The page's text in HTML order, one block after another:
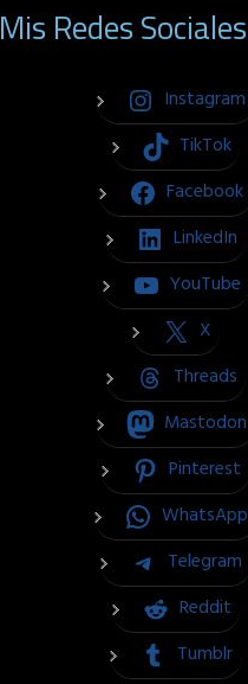
Mis Redes Sociales
Instagram
TikTok
Facebook
LinkedIn
YouTube
X
Threads
Mastodon
Pinterest
WhatsApp
Telegram
Reddit
Tumblr